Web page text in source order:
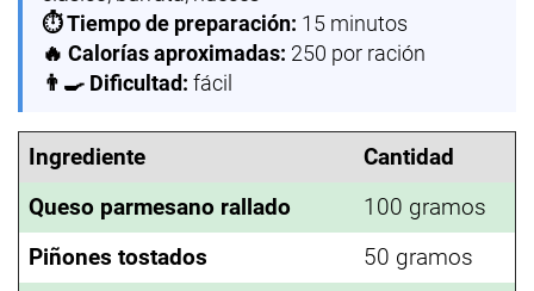
⏱️ Tiempo de preparación: 15 minutos
🔥 Calorías aproximadas: 250 por ración
👨‍🍳 Dificultad: fácil
Ingrediente
Cantidad
Queso parmesano rallado
100 gramos
Piñones tostados
50 gramos